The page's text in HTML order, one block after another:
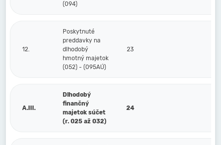
(094)
12.
Poskytnuté
preddavky na
dlhodobý
hmotný majetok
(052) - (095AÚ)
23
A.III.
Dlhodobý
finančný
majetok súčet
(r. 025 až 032)
24